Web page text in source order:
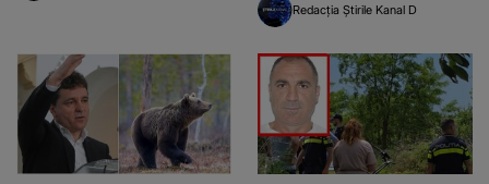
Redacția Știrile Kanal D